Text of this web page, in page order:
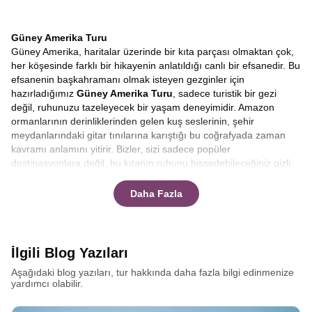
Güney Amerika Turu
Güney Amerika, haritalar üzerinde bir kıta parçası olmaktan çok,
her köşesinde farklı bir hikayenin anlatıldığı canlı bir efsanedir. Bu
efsanenin başkahramanı olmak isteyen gezginler için
hazırladığımız Güney Amerika Turu , sadece turistik bir gezi
değil, ruhunuzu tazeleyecek bir yaşam deneyimidir. Amazon
ormanlarının derinliklerinden gelen kuş seslerinin, şehir
meydanlarındaki gitar tınılarına karıştığı bu coğrafyada zaman
kavramı anlamını yitirir. Bizler, sizi sadece popüler
destinasyonlara değil, bu kıtanın ruhunu hissedebileceğiniz gizli
Peru’nun bulutlara değen dağlarına kadar uzanan rotamızda, her
adımda yeni bir keşif, her bakışta tarifsiz bir manzara sizi bekliyor
yazımızı okumanızı tavsiye ederiz.
Dünyanın ritmini değiştiren coğrafyalara, medeniyetlerin beşiğine
ve doğanın en cömert davrandığı topraklara, yani Güney
Amerika’ya hoş geldiniz. Hayatınızda bir kez çıkacağınız,
Daha Fazla
İlgili Blog Yazıları
Aşağıdaki blog yazıları, tur hakkında daha fazla bilgi edinmenize
yardımcı olabilir.